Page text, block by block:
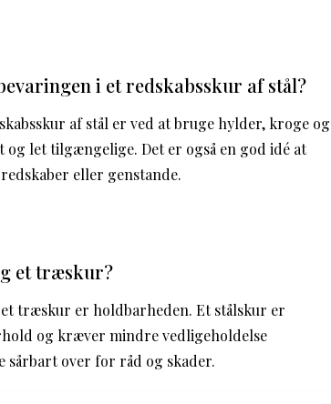
i et redskabsskur af stål?
af stål er ved at bruge hylder, kroge og
let tilgængelige. Det er også en god idé at
eller genstande.
et træskur?
træskur er holdbarheden. Et stålskur er
og kræver mindre vedligeholdelse
over for råd og skader.